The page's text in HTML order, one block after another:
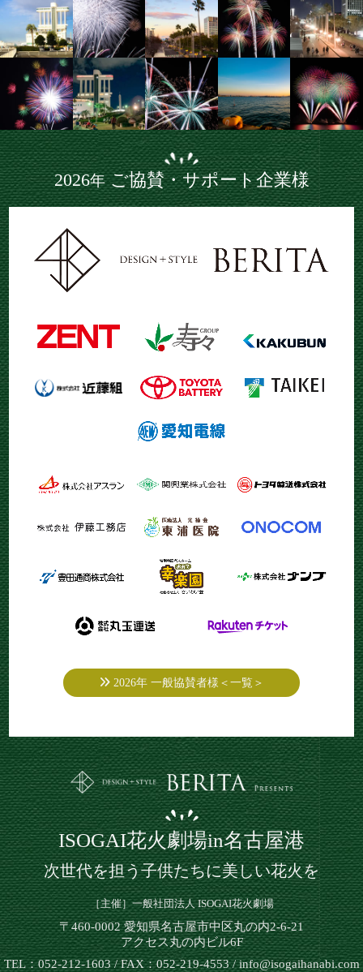
2026年ご協賛・サポート企業様
2026年 一般協賛者様＜一覧＞
ISOGAI花火劇場in名古屋港
次世代を担う子供たちに美しい花火を
［主催］一般社団法人 ISOGAI花火劇場
〒460-0002 愛知県名古屋市中区丸の内2-6-21
アクセス丸の内ビル6F
TEL：052-212-1603 / FAX：052-219-4553 / info@isogaihanabi.com